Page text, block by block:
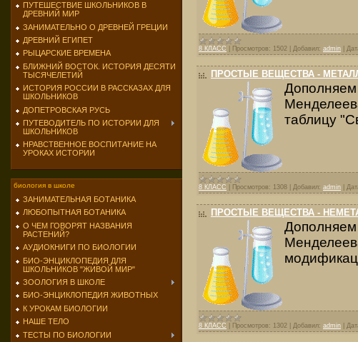
ПУТЕШЕСТВИЕ ШКОЛЬНИКОВ В
ДРЕВНИЙ МИР
ЗАНИМАТЕЛЬНО О ДРЕВНЕЙ ГРЕЦИИ
ДРЕВНИЙ ЕГИПЕТ
РЫЦАРСКИЕ ВРЕМЕНА
БЛИЖНИЙ ВОСТОК. ИСТОРИЯ ДЕСЯТИ
ТЫСЯЧЕЛЕТИЙ
ИСТОРИЯ РОССИИ В РАССКАЗАХ ДЛЯ
ШКОЛЬНИКОВ
ДОПЕТРОВСКАЯ РУСЬ
ПУТЕВОДИТЕЛЬ ПО ИСТОРИИ ДЛЯ
ШКОЛЬНИКОВ
НРАВСТВЕННОЕ ВОСПИТАНИЕ НА
УРОКАХ ИСТОРИИ
биология в школе
ЗАНИМАТЕЛЬНАЯ БОТАНИКА
ЛЮБОПЫТНАЯ БОТАНИКА
О ЧЕМ ГОВОРЯТ НАЗВАНИЯ
РАСТЕНИЙ?
АУДИОКНИГИ ПО БИОЛОГИИ
БИО-ЭНЦИКЛОПЕДИЯ ДЛЯ
ШКОЛЬНИКОВ "ЖИВОЙ МИР"
ЗООЛОГИЯ В ШКОЛЕ
БИО-ЭНЦИКЛОПЕДИЯ ЖИВОТНЫХ
К УРОКАМ БИОЛОГИИ
НАШЕ ТЕЛО
ТЕСТЫ ПО БИОЛОГИИ
8 КЛАСС Просмотров: 1502 Добавил: admin
ПРОСТЫЕ ВЕЩЕСТВА -
таблицу
8 КЛАСС Просмотров: 1308 Добавил: admin
ПРОСТЫЕ ВЕЩЕСТВА -
8 КЛАСС Просмотров: 1302 Добавил: admin